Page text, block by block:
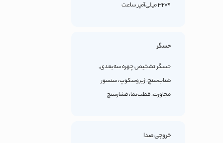
3279 میلی‌آمپر ساعت
حسگر
حسگر تشخیص چهره سه‌بعدی,
شتاب‌سنج، ژیروسکوپ، سنسور
مجاورت، قطب‌نما، فشارسنج
خروجی صدا